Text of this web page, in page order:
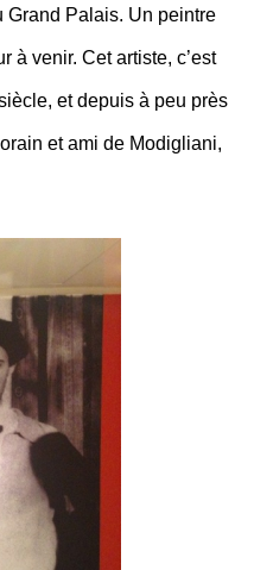
Grand Palais. Un peintre
à venir. Cet artiste, c’est
et depuis à peu près
et ami de Modigliani,